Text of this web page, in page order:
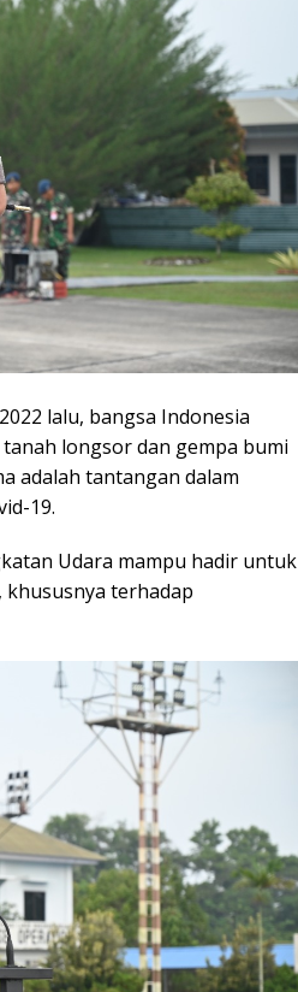
lalu, bangsa Indonesia
longsor dan gempa bumi
adalah tantangan dalam
19.
Udara mampu hadir untuk
terhadap